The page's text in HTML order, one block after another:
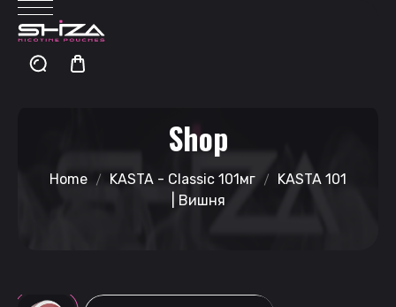
Shop
Home KASTA - Classic 101мг
KASTA 101
| Вишня